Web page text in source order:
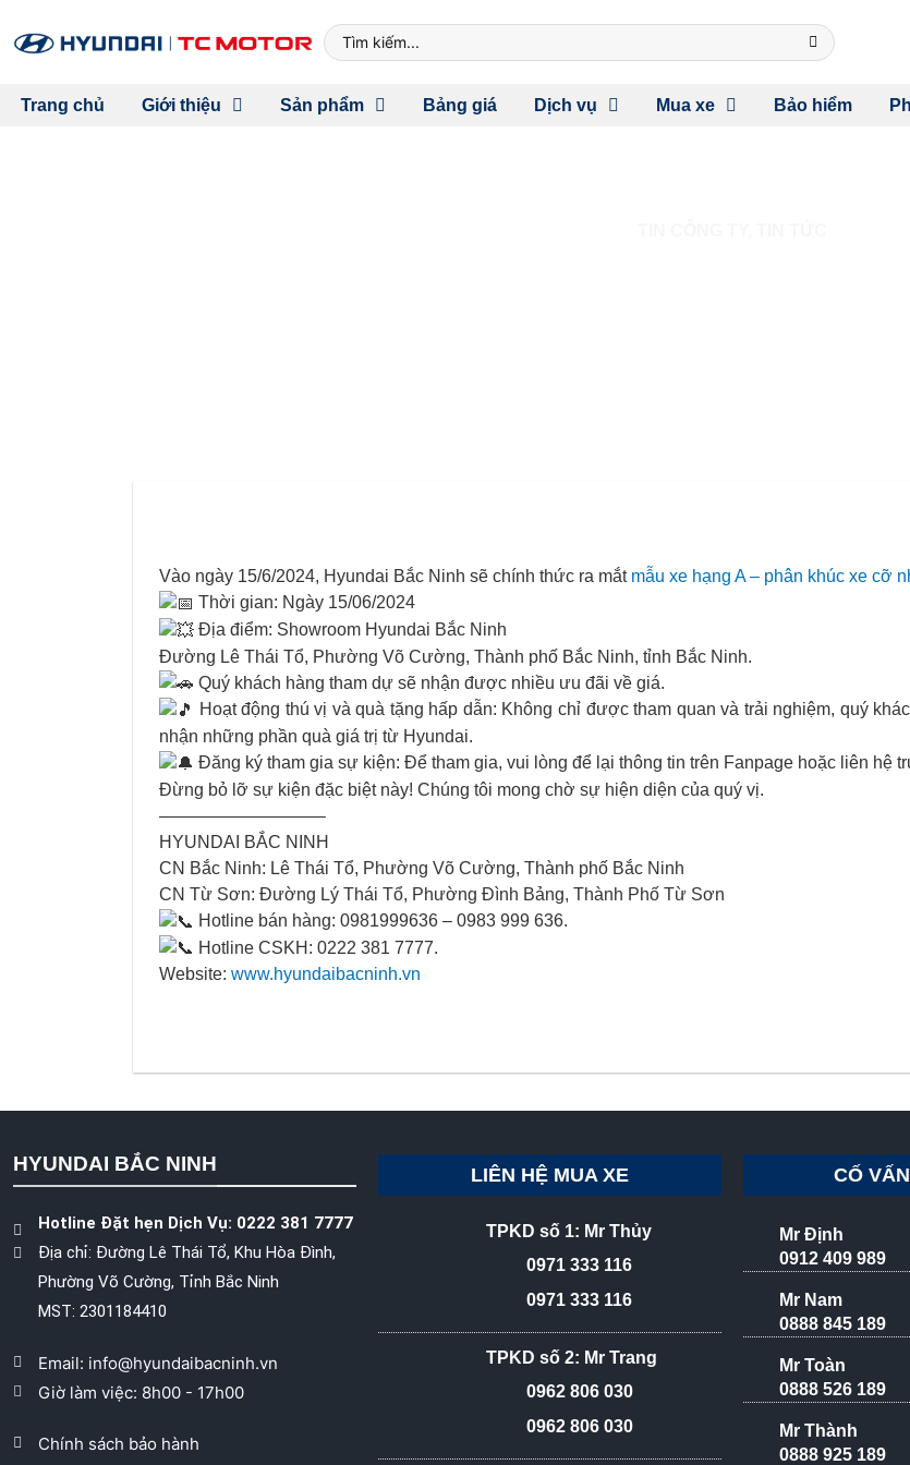
Trang chủ Giới thiệu Sản phẩm Bảng giá Dịch vụ Mua xe Bảo hiểm
Vào ngày 15/6/2024, Hyundai Bắc Ninh sẽ chính thức ra mắt mẫu xe hạng A – phân khúc xe cỡ
Thời gian: Ngày 15/06/2024
Địa điểm: Showroom Hyundai Bắc Ninh
Đường Lê Thái Tổ, Phường Võ Cường, Thành phố Bắc Ninh, tỉnh Bắc Ninh.
Quý khách hàng tham dự sẽ nhận được nhiều ưu đãi về giá.
Hoạt động thú vị và quà tặng hấp dẫn: Không chỉ được tham quan và trải nghiệm, quý
nhận những phần quà giá trị từ Hyundai.
Đăng ký tham gia sự kiện: Để tham gia, vui lòng để lại thông tin trên Fanpage hoặc liên hệ
Đừng bỏ lỡ sự kiện đặc biệt này! Chúng tôi mong chờ sự hiện diện của quý vị.
—————————–
HYUNDAI BẮC NINH
CN Bắc Ninh: Lê Thái Tổ, Phường Võ Cường, Thành phố Bắc Ninh
CN Từ Sơn: Đường Lý Thái Tổ, Phường Đình Bảng, Thành Phố Từ Sơn
Hotline bán hàng: 0981999636 – 0983 999 636.
Hotline CSKH: 0222 381 7777.
Website: www.hyundaibacninh.vn
HYUNDAI BẮC NINH
Hotline Đặt hẹn Dịch Vụ: 0222 381 7777
Địa chỉ: Đường Lê Thái Tổ, Khu Hòa Đình,
Phường Võ Cường, Tỉnh Bắc Ninh
MST: 2301184410
Email: info@hyundaibacninh.vn
Giờ làm việc: 8h00 - 17h00
Chính sách bảo hành
LIÊN HỆ MUA XE
TPKD số 1: Mr Thủy
0971 333 116
0971 333 116
TPKD số 2: Mr Trang
0962 806 030
0962 806 030
CỐ
Mr Định
0912 409 989
Mr Nam
0888 845 189
Mr Toàn
0888 526 189
Mr Thành
0888 925 189